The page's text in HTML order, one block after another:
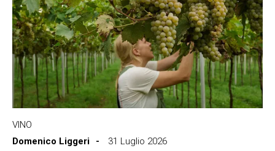
VINO
Domenico Liggeri
31 Luglio 2026